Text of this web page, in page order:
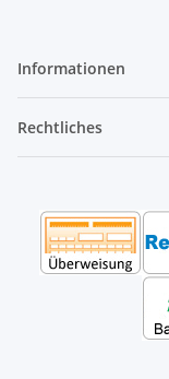
Informationen
Rechtliches